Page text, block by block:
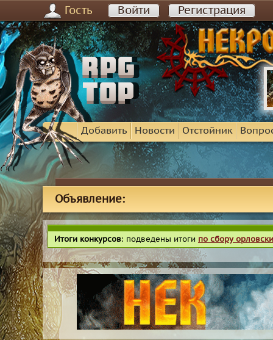
Гость Войти Регистрация
Добавить Новости Отстойник
Объявление:
Итоги конкурсов: подведены итоги по сбору